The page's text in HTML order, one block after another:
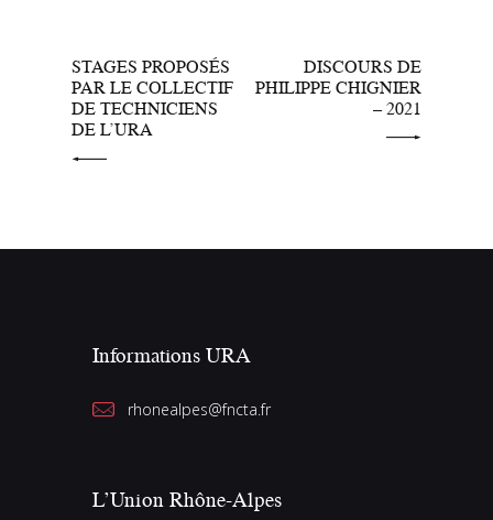
STAGES PROPOSÉS
PAR LE COLLECTIF
DE TECHNICIENS
DE L’URA
DISCOURS DE
PHILIPPE CHIGNIER
– 2021
Informations URA
rhonealpes@fncta.fr
L’Union Rhône-Alpes